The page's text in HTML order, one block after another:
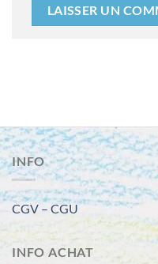
INFO
CGV – CGU
INFO ACHAT